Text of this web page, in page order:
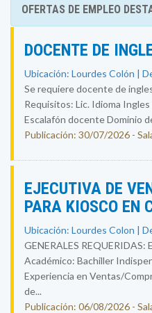
OFERTAS DE EMPLEO
DOCENTE DE
Ubicación: Lourdes Colón |
Se requiere docente de
Requisitos: Lic. Idioma
Escalafón docente Dominio
Publicación: 30/07/2026 -
EJECUTIVA DE
PARA KIOSCO EN
Ubicación: Lourdes Colon |
GENERALES REQUERIDAS:
Académico: Bachiller
Experiencia en Ventas/
de...
Publicación: 06/08/2026 -